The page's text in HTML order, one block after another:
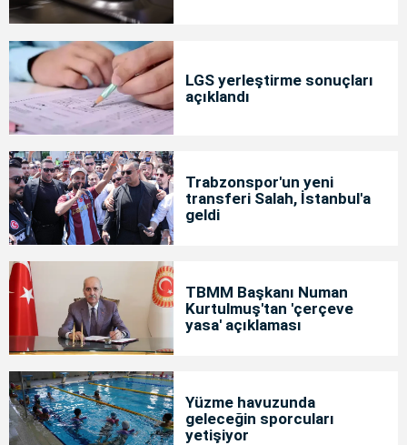
LGS yerleştirme sonuçları
açıklandı
Trabzonspor'un yeni
transferi Salah, İstanbul'a
geldi
TBMM Başkanı Numan
Kurtulmuş'tan 'çerçeve
yasa' açıklaması
Yüzme havuzunda
geleceğin sporcuları
yetişiyor